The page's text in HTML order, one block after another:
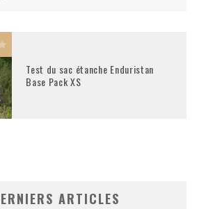
Test du sac étanche Enduristan
Base Pack XS
ARTICLES